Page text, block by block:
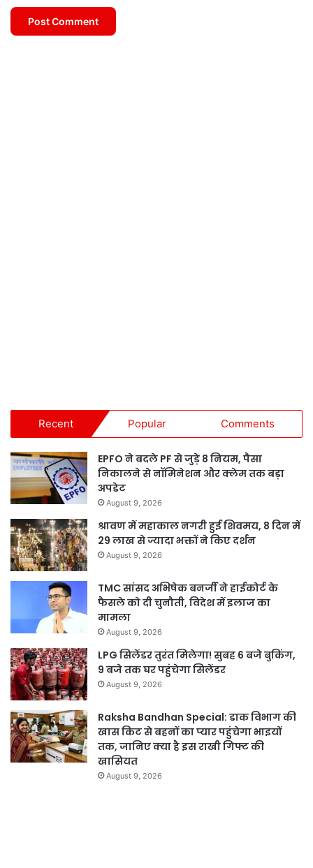
Recent Popular Comments
EPFO ने बदले PF से जुड़े 8 नियम, पैसा
निकालने से नॉमिनेशन और क्लेम तक बड़ा
अपडेट
August 9, 2026
श्रावण में महाकाल नगरी हुई शिवमय, 8 दिन में
29 लाख से ज्यादा भक्तों ने किए दर्शन
August 9, 2026
TMC सांसद अभिषेक बनर्जी ने हाईकोर्ट के
फैसले को दी चुनौती, विदेश में इलाज का
मामला
August 9, 2026
LPG सिलेंडर तुरंत मिलेगा! सुबह 6 बजे बुकिंग,
9 बजे तक घर पहुंचेगा सिलेंडर
August 9, 2026
Raksha Bandhan Special: डाक विभाग की
खास किट से बहनों का प्यार पहुंचेगा भाइयों
तक, जानिए क्या है इस राखी गिफ्ट की
खासियत
August 9, 2026